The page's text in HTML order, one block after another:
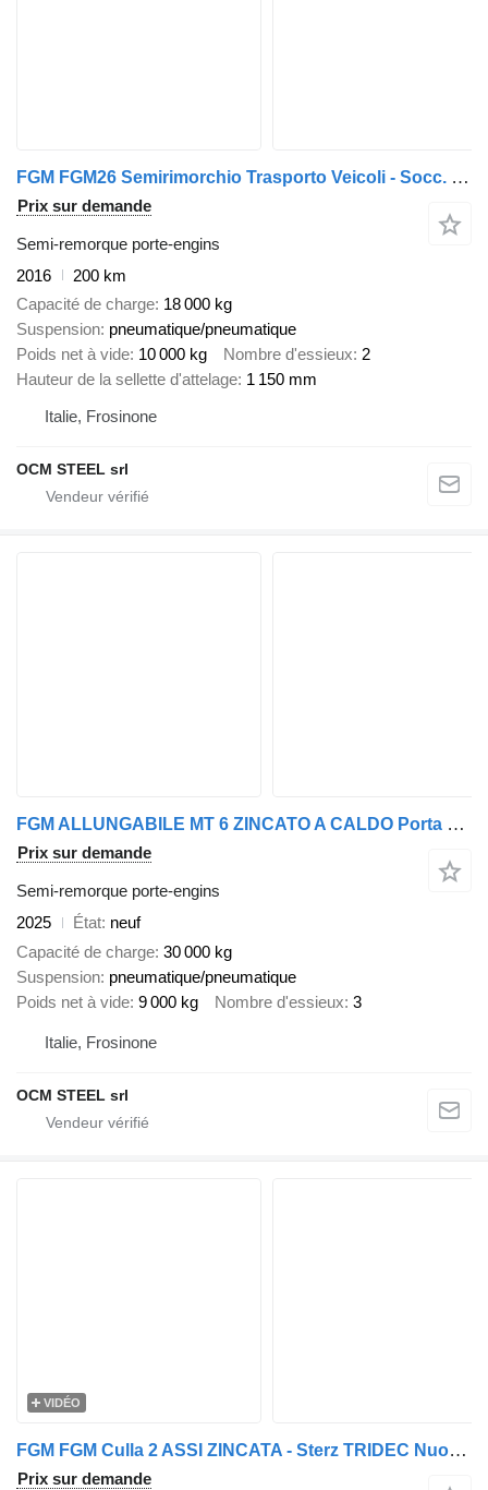
FGM FGM26 Semirimorchio Trasporto Veicoli - Socc. stradale
Prix sur demande
Semi-remorque porte-engins
2016
200 km
Capacité de charge 18 000 kg
Suspension pneumatique/pneumatique
Poids net à vide 10 000 kg Nombre d'essieux 2
Hauteur de la sellette d'attelage 1 150 mm
Italie, Frosinone
OCM STEEL srl
FGM ALLUNGABILE MT 6 ZINCATO A CALDO Porta containers - sist. Bevola
Prix sur demande
Semi-remorque porte-engins
2025
État neuf
Capacité de charge 30 000 kg
Suspension pneumatique/pneumatique
Poids net à vide 9 000 kg Nombre d'essieux 3
Italie, Frosinone
OCM STEEL srl
VIDÉO
FGM FGM Culla 2 ASSI ZINCATA - Sterz TRIDEC Nuovo Pronta consegna
Prix sur demande